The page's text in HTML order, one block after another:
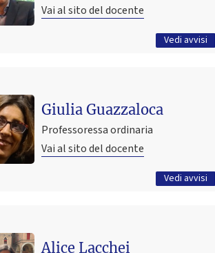
Vai al sito del docente
Vedi avvisi
Tutti gli avvisi
Giulia Guazzaloca
Professoressa ordinaria
Vai al sito del docente
Vedi avvisi
SULLA COMPILAZIONE DEL PIANO DI
21 settembre 2025 17:13
Tutti gli avvisi
Alice Lacchei